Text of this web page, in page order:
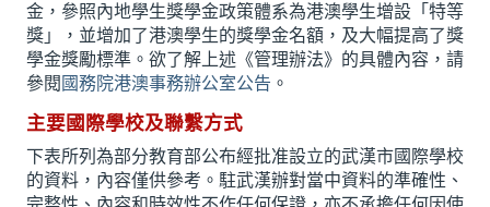
金，參照內地學生獎學金政策體系為港澳學生增設「特等
獎」，並增加了港澳學生的獎學金名額，及大幅提高了獎
學金獎勵標準。欲了解上述《管理辦法》的具體內容，請
參閱 國務院港澳事務辦公室公告 。
主要國際學校及聯繫方式
下表所列為部分教育部公布經批准設立的武漢市國際學校
的資料，內容僅供參考。駐武漢辦對當中資料的準確性、